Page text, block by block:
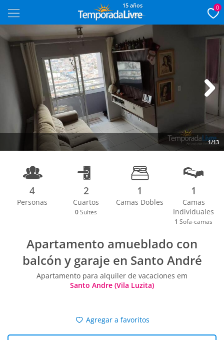
15 años 0
1/13
Next
4
Personas
2
Cuartos
0 Suites
1
Camas Dobles
1
Camas
Individuales
1 Sofa-camas
Apartamento amueblado con
balcón y garaje en Santo André
Apartamento para alquiler de vacaciones em
Santo Andre (Vila Luzita)
Agregar a favoritos